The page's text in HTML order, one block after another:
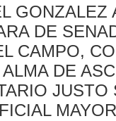
DE
CAMPO,
DE